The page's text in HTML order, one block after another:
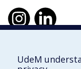
École
UdeM